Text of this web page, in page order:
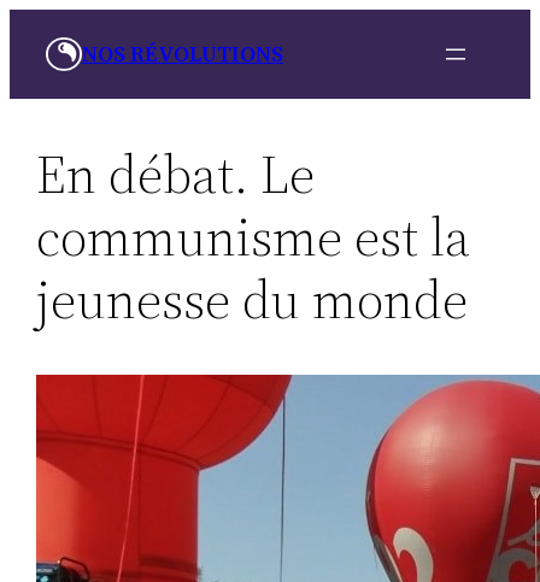
NOS RÉVOLUTIONS
En débat. Le
communisme est la
jeunesse du monde